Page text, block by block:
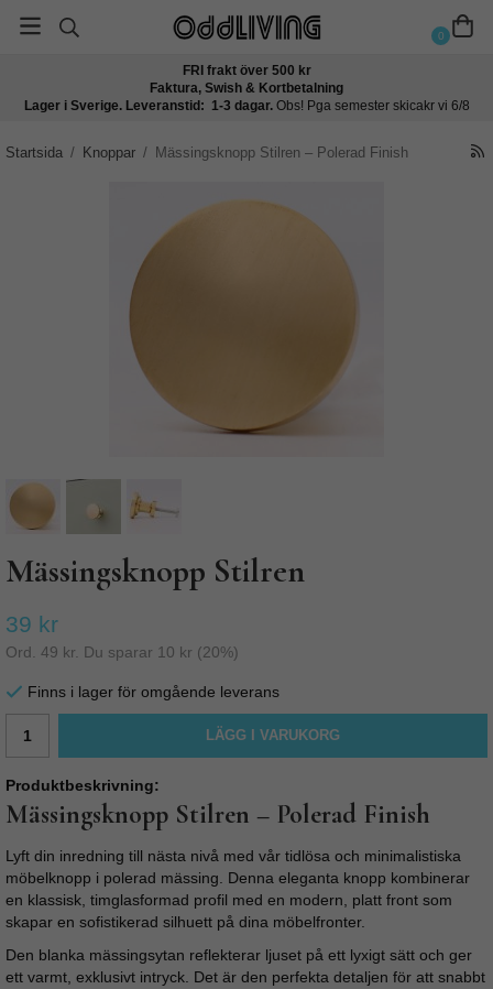
0
FRI frakt över 500 kr
Faktura, Swish & Kortbetalning
Lager i Sverige. Leveranstid: 1-3 dagar. Obs! Pga semester skicakr vi 6/8
Startsida / Knoppar / Mässingsknopp Stilren – Polerad Finish
Mässingsknopp Stilren
39 kr
Ord. 49 kr . Du sparar 10 kr (20%)
Finns i lager för omgående leverans
LÄGG I VARUKORG
Produktbeskrivning:
Mässingsknopp Stilren – Polerad Finish
Lyft din inredning till nästa nivå med vår tidlösa och minimalistiska
möbelknopp i polerad mässing. Denna eleganta knopp kombinerar
en klassisk, timglasformad profil med en modern, platt front som
skapar en sofistikerad silhuett på dina möbelfronter.
Den blanka mässingsytan reflekterar ljuset på ett lyxigt sätt och ger
ett varmt, exklusivt intryck. Det är den perfekta detaljen för att snabbt